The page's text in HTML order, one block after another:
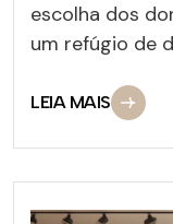
escolha dos
um refúgio de
LEIA MAIS